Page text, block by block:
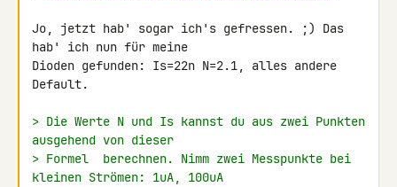
Jo, jetzt hab' sogar ich's gefressen. ;) Das
hab' ich nun für meine
Dioden gefunden: Is=22n N=2.1, alles andere
Default.
> Die Werte N und Is kannst du aus zwei Punkten
ausgehend von dieser
> Formel  berechnen. Nimm zwei Messpunkte bei
kleinen Strömen: 1uA, 100uA